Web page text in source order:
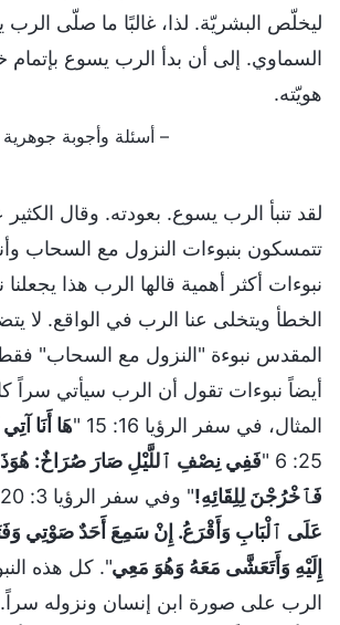
ليخلّص البشريّة. لذا، غالبًا ما صلّى
السماوي. إلى أن بدأ الرب يسوع
هويّته.
– أسئلة وأجوبة
لقد تنبأ الرب يسوع. بعودته. وقال
تتمسكون بنبوءات النزول مع السحاب
نبوءات أكثر أهمية قالها الرب هذا
الخطأ ويتخلى عنا الرب في الواقع. لا
المقدس نبوءة "النزول مع السحاب"
أيضاً نبوءات تقول أن الرب سيأتي سراً
المثال، في سفر الرؤيا 16: 15 "
هَا أَنَا
25: 6 "
فَفِي نِصْفِ ٱللَّيْلِ صَارَ صُرَاخٌ:
فَٱخْرُجْنَ لِلِقَائِهِ!" وفي سفر الرؤيا 3: 20 "
عَلَى ٱلْبَابِ وَأَقْرَعُ. إِنْ سَمِعَ أَحَدٌ صَوْتِي
إِلَيْهِ وَأَتَعَشَّى مَعَهُ وَهُوَ مَعِي". كل هذه
الرب على صورة ابن إنسان ونزوله